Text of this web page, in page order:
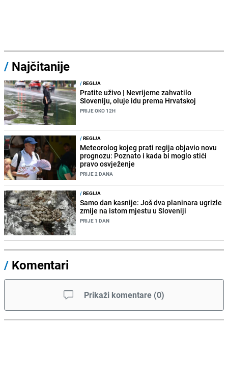
/ Najčitanije
/REGIJA
Pratite uživo | Nevrijeme zahvatilo
Sloveniju, oluje idu prema Hrvatskoj
PRIJE OKO 12H
/REGIJA
Meteorolog kojeg prati regija objavio novu
prognozu: Poznato i kada bi moglo stići
pravo osvježenje
PRIJE 2 DANA
/REGIJA
Samo dan kasnije: Još dva planinara ugrizle
zmije na istom mjestu u Sloveniji
PRIJE 1 DAN
/ Komentari
Prikaži komentare (0)